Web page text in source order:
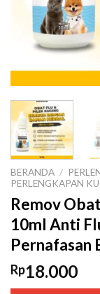
BERANDA /
PERLENGKAPAN
Remov
10ml Anti
Pernafasan
Rp18.000